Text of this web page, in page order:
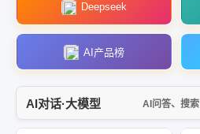
Deepseek
AI产品榜
AI对话·大模型 AI问答、搜索